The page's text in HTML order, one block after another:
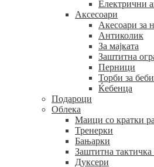
Електрични
Аксесоари
Акесоари за
Антиколик
За мајката
Заштитна
Перници
Торби за
Ќебенца
Подароци
Облека
Маици со кратки
Тренерки
Бањарки
Заштитна
Дуксери